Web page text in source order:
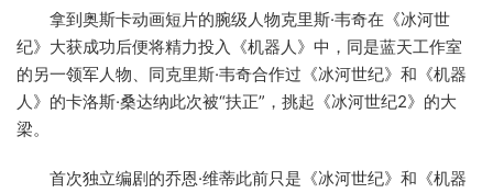
拿到奥斯卡动画短片的腕级人物克里斯·韦奇在《冰河世
纪》大获成功后便将精力投入《机器人》中，同是蓝天工作室
的另一领军人物、同克里斯·韦奇合作过《冰河世纪》和《机器
人》的卡洛斯·桑达纳此次被“扶正”，挑起《冰河世纪2》的大
梁。
首次独立编剧的乔恩·维蒂此前只是《冰河世纪》和《机器